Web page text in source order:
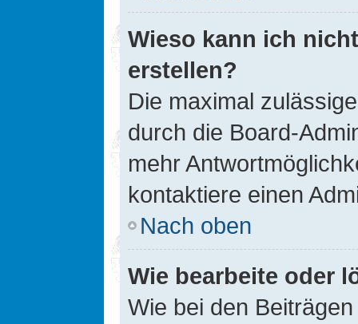
Wieso kann ich
erstellen?
Die maximal
durch die Board-
mehr
kontaktiere einen
Nach oben
Wie bearbeite oder
Wie bei den